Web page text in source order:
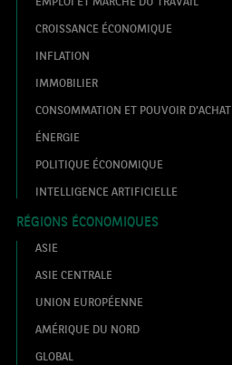
CROISSANCE ÉCONOMIQUE
INFLATION
IMMOBILIER
CONSOMMATION ET POUVOIR D'ACHAT
ÉNERGIE
POLITIQUE ÉCONOMIQUE
INTELLIGENCE ARTIFICIELLE
RÉGIONS ÉCONOMIQUES
ASIE
ASIE CENTRALE
UNION EUROPÉENNE
AMÉRIQUE DU NORD
GLOBAL